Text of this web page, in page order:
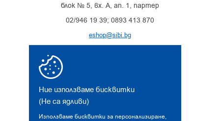
Ние използваме бисквитки
(Не са ядливи)
Използваме бисквитки за персонализиране,
блок № 5, вх. А, ап. 1, партер
02/946 19 39; 0893 413 870
eshop@sibi.bg